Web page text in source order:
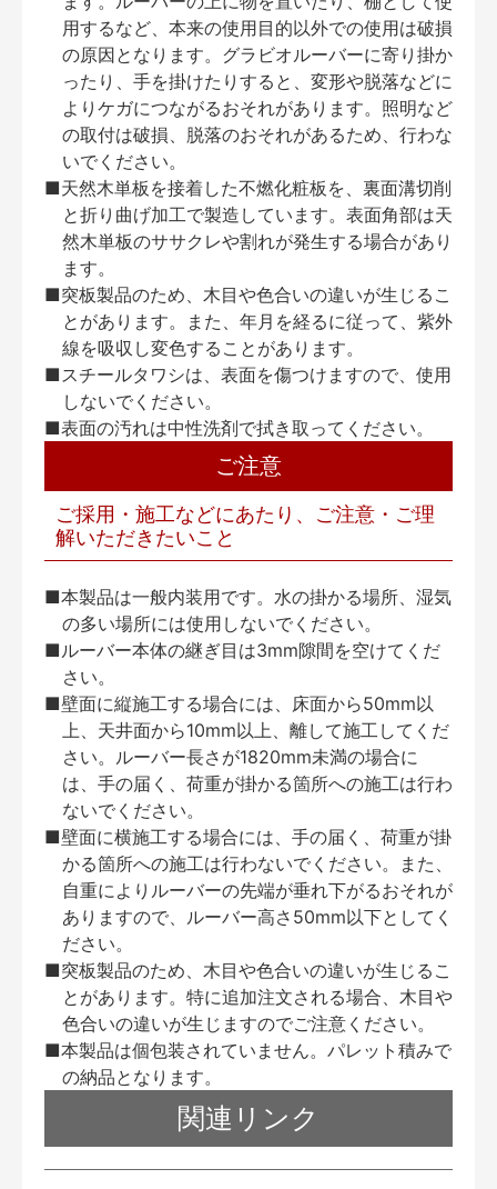
用するなど、本来の使用目的以外での使用は破損
の原因となります。グラビオルーバーに寄り掛か
ったり、手を掛けたりすると、変形や脱落などに
よりケガにつながるおそれがあります。照明など
の取付は破損、脱落のおそれがあるため、行わな
いでください。
■天然木単板を接着した不燃化粧板を、裏面溝切削
と折り曲げ加工で製造しています。表面角部は天
然木単板のササクレや割れが発生する場合があり
ます。
■突板製品のため、木目や色合いの違いが生じるこ
とがあります。また、年月を経るに従って、紫外
線を吸収し変色することがあります。
■スチールタワシは、表面を傷つけますので、使用
しないでください。
■表面の汚れは中性洗剤で拭き取ってください。
ご注意
ご採用・施工などにあたり、ご注意・ご理
解いただきたいこと
■本製品は一般内装用です。水の掛かる場所、湿気
の多い場所には使用しないでください。
■ルーバー本体の継ぎ目は3mm隙間を空けてくだ
さい。
■壁面に縦施工する場合には、床面から50mm以
上、天井面から10mm以上、離して施工してくだ
さい。ルーバー長さが1820mm未満の場合に
は、手の届く、荷重が掛かる箇所への施工は行わ
ないでください。
■壁面に横施工する場合には、手の届く、荷重が掛
かる箇所への施工は行わないでください。また、
自重によりルーバーの先端が垂れ下がるおそれが
ありますので、ルーバー高さ50mm以下としてく
ださい。
■突板製品のため、木目や色合いの違いが生じるこ
とがあります。特に追加注文される場合、木目や
色合いの違いが生じますのでご注意ください。
■本製品は個包装されていません。パレット積みで
の納品となります。
関連リンク